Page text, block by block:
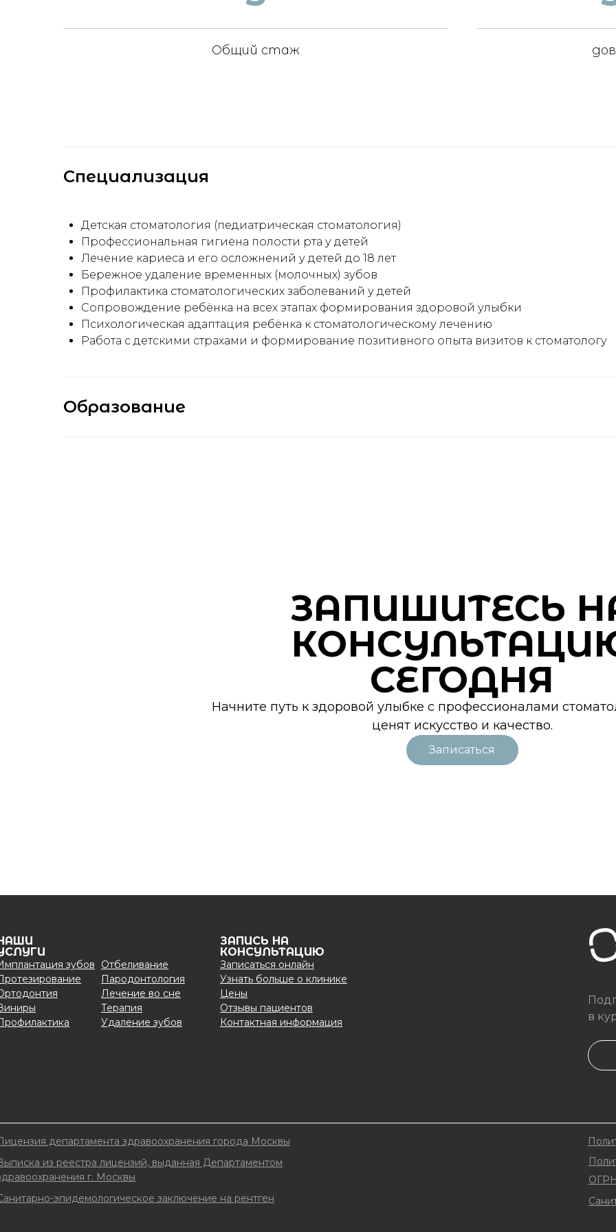
Общий стаж
Специализация
Детская стоматология (педиатрическая стоматология)
Профессиональная гигиена полости рта у детей
Лечение кариеса и его осложнений у детей до 18 лет
Бережное удаление временных (молочных) зубов
Профилактика стоматологических заболеваний у детей
Сопровождение ребёнка на всех этапах формирования здоровой улыбки
Психологическая адаптация ребёнка к стоматологическому лечению
Работа с детскими страхами и формирование позитивного опыта визитов к стоматологу
Образование
ЗАПИШИТЕСЬ
СЕГОДНЯ
Начните путь к здоровой улыбке с профессионалами
ценят искусство и качество.
Записаться
эпидемологическое заключение на рентген
из реестра лицензий, выданная Департаментом
г. Москвы
департамента здравоохранения города Москвы
в
зубов
Отбеливание
Пародонтология
Лечение во сне
Терапия
Удаление зубов
ЗАПИСЬ НА
КОНСУЛЬТАЦИЮ
Записаться онлайн
Узнать больше о клинике
Цены
Отзывы пациентов
Контактная информация